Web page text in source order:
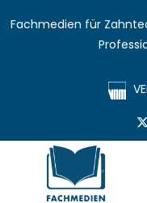
Fachmedien für